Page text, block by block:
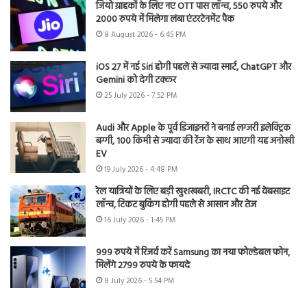
जियो ग्राहकों के लिए नए OTT पास लॉन्च, 550 रुपये और
2000 रुपये में मिलेगा लंबा एंटरटेनमेंट पैक
8 August 2026 - 6:45 PM
iOS 27 में नई Siri होगी पहले से ज्यादा स्मार्ट, ChatGPT और
Gemini को देगी टक्कर
25 July 2026 - 7:52 PM
Audi और Apple के पूर्व डिजाइनरों ने बनाई लग्जरी इलेक्ट्रिक
बग्गी, 100 किमी से ज्यादा की रेंज के साथ आएगी यह अनोखी
EV
19 July 2026 - 4:48 PM
रेल यात्रियों के लिए बड़ी खुशखबरी, IRCTC की नई वेबसाइट
लॉन्च, टिकट बुकिंग होगी पहले से आसान और तेज
16 July 2026 - 1:45 PM
999 रुपये में रिजर्व करें Samsung का नया फोल्डेबल फोन,
मिलेंगे 2799 रुपये के फायदे
8 July 2026 - 5:54 PM